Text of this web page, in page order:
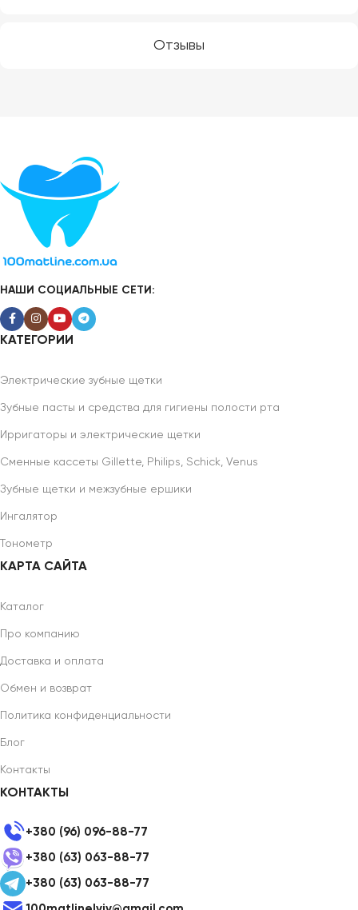
Отзывы
НАШИ СОЦИАЛЬНЫЕ СЕТИ:
КАТЕГОРИИ
Электрические зубные щетки
Зубные пасты и средства для гигиены полости рта
Ирригаторы и электрические щетки
Сменные кассеты Gillette, Philips, Schick, Venus
Зубные щетки и межзубные ершики
Ингалятор
Тонометр
КАРТА САЙТА
Каталог
Про компанию
Доставка и оплата
Обмен и возврат
Политика конфиденциальности
Блог
Контакты
КОНТАКТЫ
+380 (96) 096-88-77
+380 (63) 063-88-77
+380 (63) 063-88-77